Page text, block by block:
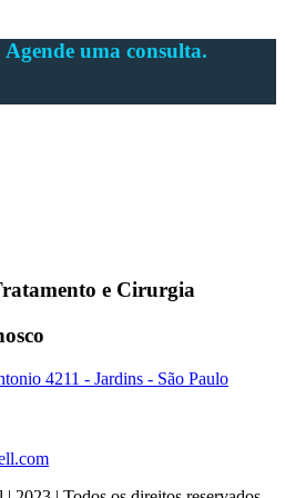
Agende uma consulta.
e Cirurgia
4211 - Jardins - São Paulo